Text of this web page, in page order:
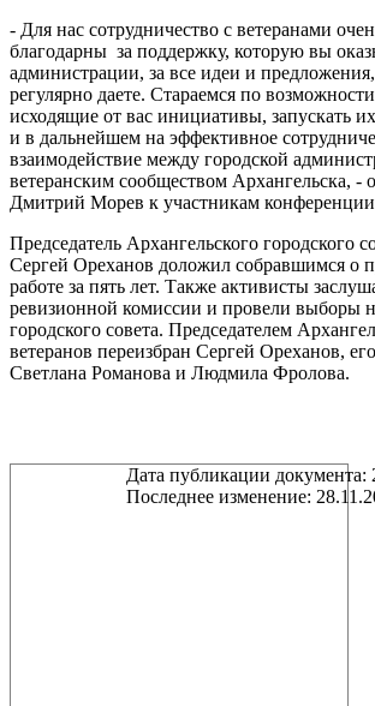
- Для нас сотрудничество с ветеранами
благодарны за поддержку, которую вы
администрации, за все идеи и
регулярно даете. Стараемся по
исходящие от вас инициативы, запускать
и в дальнейшем на эффективное
взаимодействие между городской
ветеранским сообществом Архангельска, -
Дмитрий Морев к участникам
Председатель Архангельского городского
Сергей Ореханов доложил собравшимся о
работе за пять лет. Также активисты
ревизионной комиссии и провели выборы
городского совета. Председателем
ветеранов переизбран Сергей Ореханов,
Светлана Романова и Людмила Фролова.
Дата публикации документа:
Последнее изменение: